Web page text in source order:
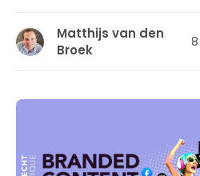
Matthijs van den
Broek